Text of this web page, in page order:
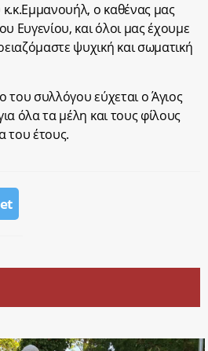
κ.κ.Εμμανουήλ, ο καθένας μας
Ευγενίου, και όλοι μας έχουμε
ψυχική και σωματική
του συλλόγου εύχεται ο Άγιος
όλα τα μέλη και τους φίλους
του έτους.